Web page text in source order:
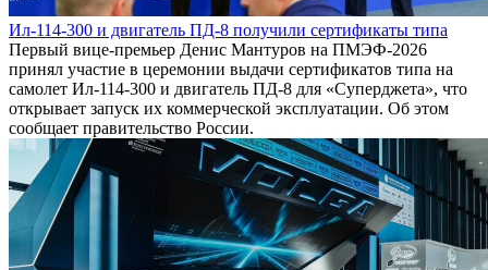
Ил-114-300 и двигатель ПД-8 получили сертификаты типа
Первый вице-премьер Денис Мантуров на ПМЭФ-2026
принял участие в церемонии выдачи сертификатов типа на
самолет Ил-114-300 и двигатель ПД-8 для «Суперджета», что
открывает запуск их коммерческой эксплуатации. Об этом
сообщает правительство России.